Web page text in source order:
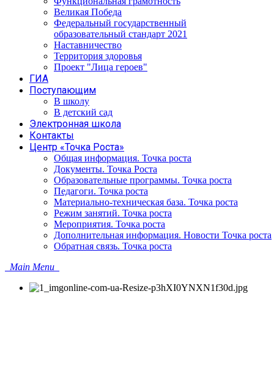
Великая Победа
Федеральный государственный
образовательный стандарт 2021
Наставничество
Территория здоровья
Проект "Лица героев"
ГИА
Поступающим
В школу
В детский сад
Электронная школа
Контакты
Центр «Точка Роста»
Общая информация. Точка роста
Документы. Точка Роста
Образовательные программы. Точка роста
Педагоги. Точка роста
Материально-техническая база. Точка роста
Режим занятий. Точка роста
Мероприятия. Точка роста
Дополнительная информация. Новости Точка роста
Обратная связь. Точка роста
Main Menu